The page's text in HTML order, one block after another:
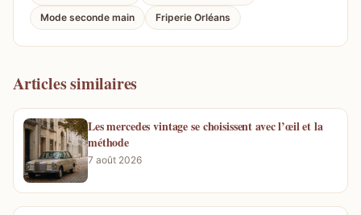
Mode seconde main
Friperie Orléans
Articles similaires
Les mercedes vintage se choisissent avec l’œil et la
méthode
7 août 2026